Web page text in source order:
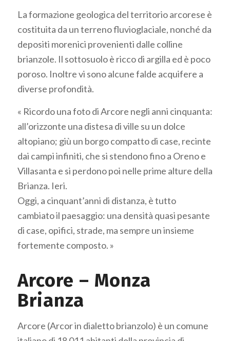
La formazione geologica del territorio arcorese è
costituita da un terreno fluvioglaciale, nonché da
depositi morenici provenienti dalle colline
brianzole. Il sottosuolo è ricco di argilla ed è poco
poroso. Inoltre vi sono alcune falde acquifere a
diverse profondità.
« Ricordo una foto di Arcore negli anni cinquanta:
all’orizzonte una distesa di ville su un dolce
altopiano; giù un borgo compatto di case, recinte
dai campi infiniti, che si stendono fino a Oreno e
Villasanta e si perdono poi nelle prime alture della
Brianza. Ieri.
Oggi, a cinquant’anni di distanza, è tutto
cambiato il paesaggio: una densità quasi pesante
di case, opifici, strade, ma sempre un insieme
fortemente composto. »
Arcore – Monza
Brianza
Arcore (Arcor in dialetto brianzolo) è un comune